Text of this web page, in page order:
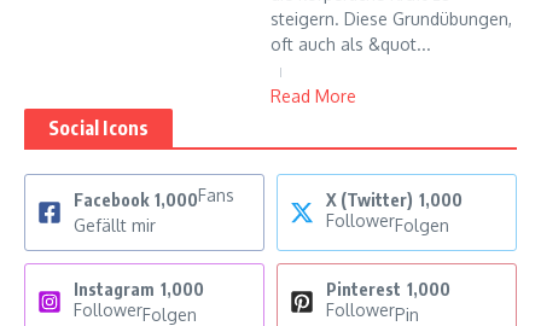
steigern. Diese Grundübungen,
oft auch als &quot...
Read More
Social Icons
Facebook 1,000Fans
Gefällt mir
X (Twitter) 1,000
FollowerFolgen
Instagram 1,000
FollowerFolgen
Pinterest 1,000
FollowerPin